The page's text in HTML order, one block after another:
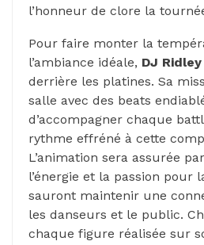
l’honneur de clore la
Pour faire monter la
l’ambiance idéale, DJ Ridley
derrière les platines. Sa
salle avec des beats
d’accompagner chaque
rythme effréné à cette
L’animation sera assurée par
l’énergie et la passion pour
sauront maintenir une
les danseurs et le public.
chaque figure réalisée sur